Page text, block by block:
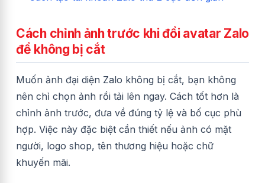
Cách chỉnh ảnh trước khi đổi avatar Zalo
để không bị cắt
Muốn ảnh đại diện Zalo không bị cắt, bạn không
nên chỉ chọn ảnh rồi tải lên ngay. Cách tốt hơn là
chỉnh ảnh trước, đưa về đúng tỷ lệ và bố cục phù
hợp. Việc này đặc biệt cần thiết nếu ảnh có mặt
người, logo shop, tên thương hiệu hoặc chữ
khuyến mãi.